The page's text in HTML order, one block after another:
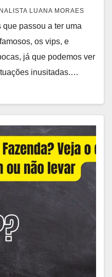
LUANA MORAES
passou a ter uma
os vips, e
já que podemos ver
inusitadas.…